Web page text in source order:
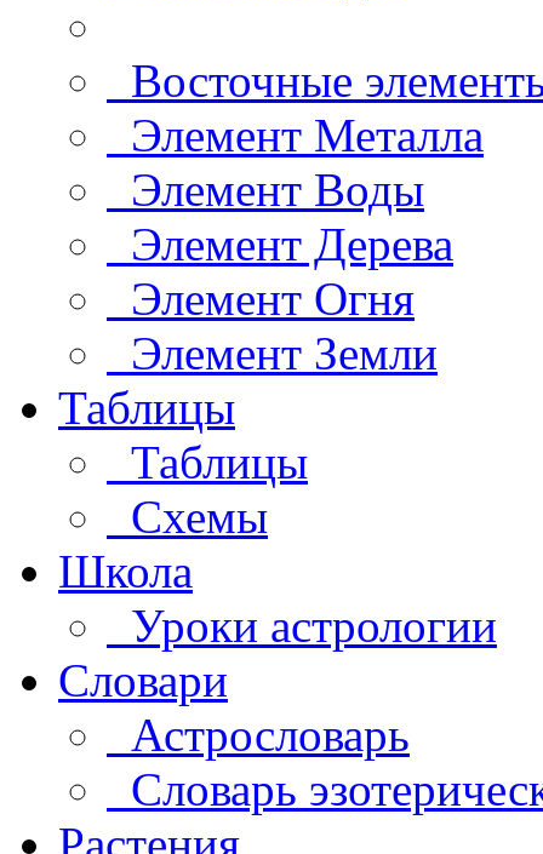
Восточные
Элемент Металла
Элемент Воды
Элемент Дерева
Элемент Огня
Элемент Земли
Таблицы
Таблицы
Схемы
Школа
Уроки астрологии
Словари
Астрословарь
Словарь